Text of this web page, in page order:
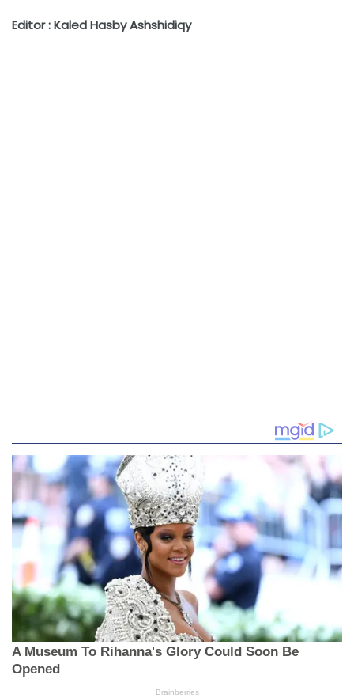
Editor : Kaled Hasby Ashshidiqy